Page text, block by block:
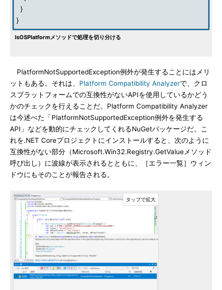
}
}
IsOSPlatformメソッドで処理を切り分ける
PlatformNotSupportedException例外が発生することにはメリ
ットもある。それは、 Platform Compatibility Analyzerで、クロ
スプラットフォームでの互換性がないAPIを使用しているかどう
かのチェックを行えることだ。Platform Compatibility Analyzer
は今述べた「PlatformNotSupportedException例外を発生する
API」などを動的にチェックしてくれるNuGetパッケージだ。こ
れを.NET Coreプロジェクトにインストールすると、次のように
互換性がない部分（Microsoft.Win32.Registry.GetValueメソッド
呼び出し）に波線が表示されるとともに、［エラー一覧］ウィン
ドウにもそのことが報告される。